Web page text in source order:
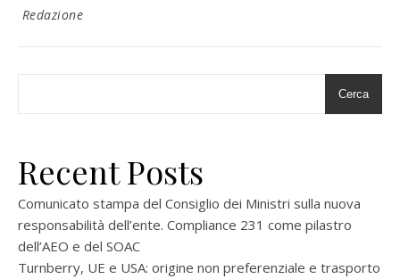
Redazione
Cerca
Recent Posts
Comunicato stampa del Consiglio dei Ministri sulla nuova
responsabilità dell’ente. Compliance 231 come pilastro
dell’AEO e del SOAC
Turnberry, UE e USA: origine non preferenziale e trasporto